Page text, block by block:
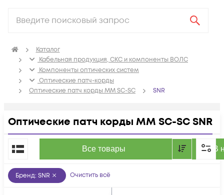
Каталог
Кабельная продукция, СКС и компоненты ВОЛС
Компоненты оптических систем
Оптические патч-корды
Оптические патч корды MM SC-SC
SNR
Оптические патч корды MM SC-SC SNR
Все товары В
По популярности
Бренд: SNR Очистить всё